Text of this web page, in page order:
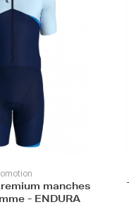
courtes
NAUTILUS